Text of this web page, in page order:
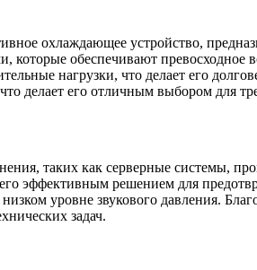
охлаждающее устройство,
которые обеспечивают
нагрузки, что делает его
делает его отличным выбором для
таких как серверные системы,
эффективным решением для
уровне звукового давления.
задач.